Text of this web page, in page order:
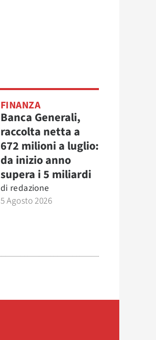
FINANZA
Banca Generali,
raccolta netta a
672 milioni a luglio:
da inizio anno
supera i 5 miliardi
di redazione
5 Agosto 2026